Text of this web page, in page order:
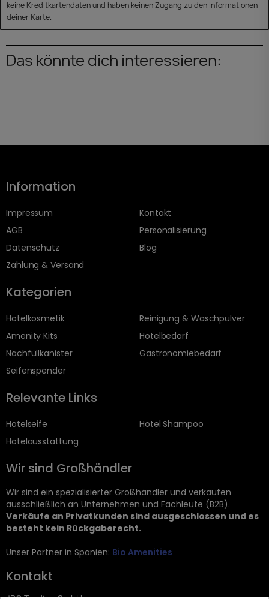
keine Kreditkartendaten und haben keinen Zugang zu den Informationen
deiner Karte.
Das könnte dich interessieren:
Information
Impressum
AGB
Datenschutz
Zahlung & Versand
Kontakt
Personalisierung
Blog
Kategorien
Hotelkosmetik
Amenity Kits
Nachfüllkanister
Seifenspender
Reinigung & Waschpulver
Hotelbedarf
Gastronomiebedarf
Relevante Links
Hotelseife
Hotelausstattung
Hotel Shampoo
Wir sind Großhändler
Wir sind ein spezialisierter Großhändler und verkaufen
ausschließlich an Unternehmen und Fachleute (B2B).
Verkäufe an Privatkunden sind ausgeschlossen und es
besteht kein Rückgaberecht.
Unser Partner in Spanien: Bio Amenities
Kontakt